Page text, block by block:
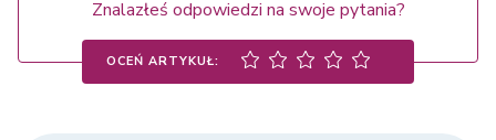
Znalazłeś odpowiedzi na swoje pytania?
OCEŃ ARTYKUŁ: